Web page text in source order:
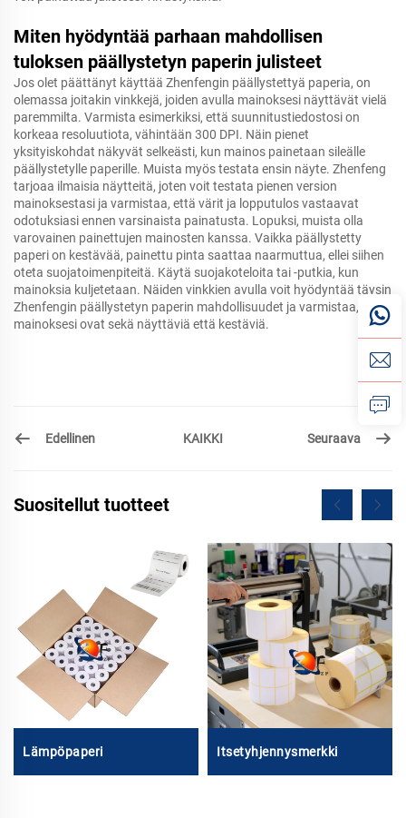
Miten hyödyntää parhaan mahdollisen
tuloksen päällystetyn paperin julisteet
Jos olet päättänyt käyttää Zhenfengin päällystettyä paperia, on
olemassa joitakin vinkkejä, joiden avulla mainoksesi näyttävät vielä
paremmilta. Varmista esimerkiksi, että suunnitustiedostosi on
korkeaa resoluutiota, vähintään 300 DPI. Näin pienet
yksityiskohdat näkyvät selkeästi, kun mainos painetaan sileälle
päällystetylle paperille. Muista myös testata ensin näyte. Zhenfeng
tarjoaa ilmaisia näytteitä, joten voit testata pienen version
mainoksestasi ja varmistaa, että värit ja lopputulos vastaavat
odotuksiasi ennen varsinaista painatusta. Lopuksi, muista olla
varovainen painettujen mainosten kanssa. Vaikka päällystetty
paperi on kestävää, painettu pinta saattaa naarmuttua, ellei siihen
oteta suojatoimenpiteitä. Käytä suojakoteloita tai -putkia, kun
mainoksia kuljetetaan. Näiden vinkkien avulla voit hyödyntää täysin
Zhenfengin päällystetyn paperin mahdollisuudet ja varmistaa, että
mainoksesi ovat sekä näyttäviä että kestäviä.
Edellinen KAIKKI Seuraava
Suositellut tuotteet
Lämpöpaperi Itsetyhjennysmerkki